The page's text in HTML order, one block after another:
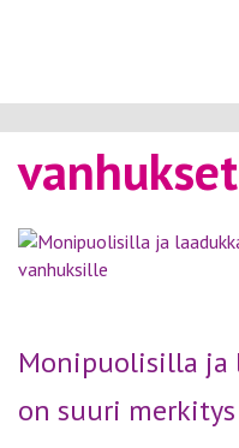
vanhukset
Monipuolisilla
on suuri